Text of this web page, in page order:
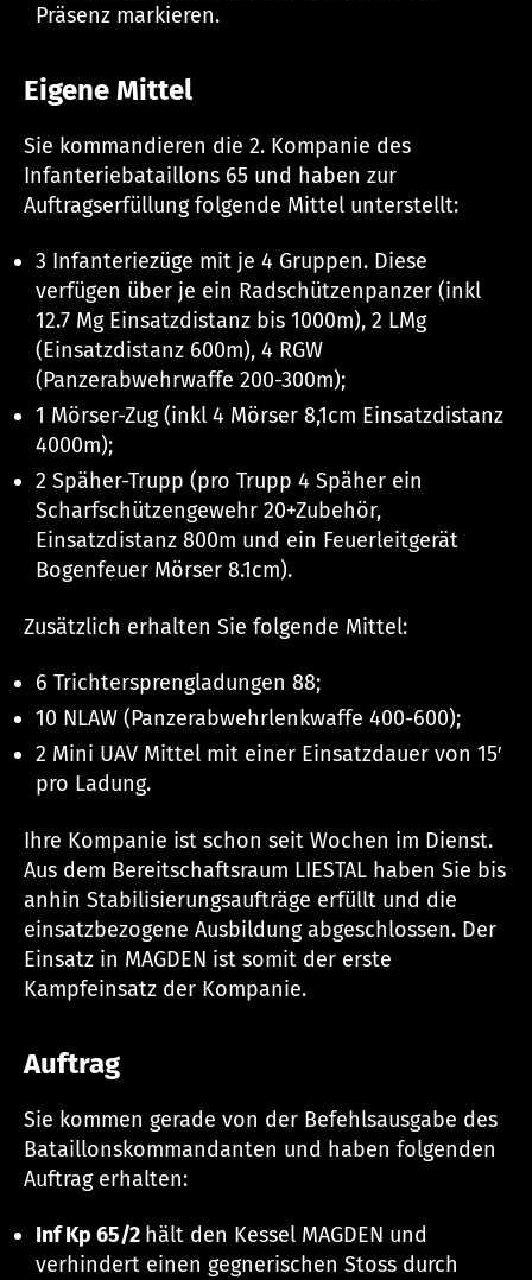
Präsenz markieren.
Eigene Mittel
Sie kommandieren die 2. Kompanie des
Infanteriebataillons 65 und haben zur
Auftragserfüllung folgende Mittel unterstellt:
3 Infanteriezüge mit je 4 Gruppen. Diese
verfügen über je ein Radschützenpanzer (inkl
12.7 Mg Einsatzdistanz bis 1000m), 2 LMg
(Einsatzdistanz 600m), 4 RGW
(Panzerabwehrwaffe 200-300m);
1 Mörser-Zug (inkl 4 Mörser 8,1cm Einsatzdistanz
4000m);
2 Späher-Trupp (pro Trupp 4 Späher ein
Scharfschützengewehr 20+Zubehör,
Einsatzdistanz 800m und ein Feuerleitgerät
Bogenfeuer Mörser 8.1cm).
Zusätzlich erhalten Sie folgende Mittel:
6 Trichtersprengladungen 88;
10 NLAW (Panzerabwehrlenkwaffe 400-600);
2 Mini UAV Mittel mit einer Einsatzdauer von 15′
pro Ladung.
Ihre Kompanie ist schon seit Wochen im Dienst.
Aus dem Bereitschaftsraum LIESTAL haben Sie bis
anhin Stabilisierungsaufträge erfüllt und die
einsatzbezogene Ausbildung abgeschlossen. Der
Einsatz in MAGDEN ist somit der erste
Kampfeinsatz der Kompanie.
Auftrag
Sie kommen gerade von der Befehlsausgabe des
Bataillonskommandanten und haben folgenden
Auftrag erhalten:
Inf Kp 65/2 hält den Kessel MAGDEN und
verhindert einen gegnerischen Stoss durch